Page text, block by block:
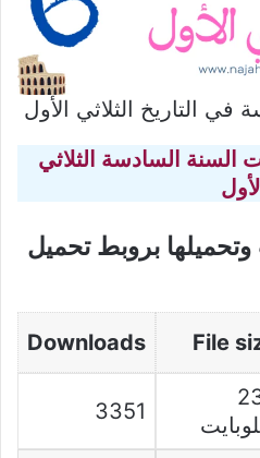
في التاريخ الثلاثي الأول
السنة السادسة الثلاثي
الأول
بروبط تحميل
File
Downloads
3351